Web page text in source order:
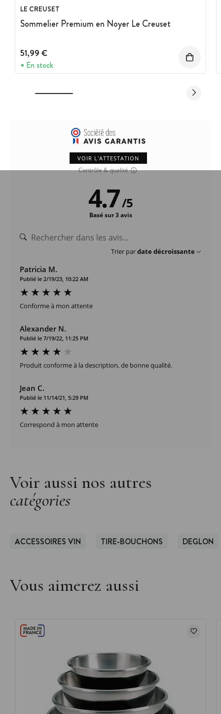
LE CREUSET
Sommelier Premium en Noyer Le Creuset
51,99 €
En stock
VOIR L'ATTESTATION
Contrôle & qualité
4.7/5
Basé sur 3 avis
Trier pardate décroissante
Patricia M.
Publié le 2/19/23, 10:22 AM
Conforme à mon attente
Alexander N.
Publié le 7/19/22, 11:25 PM
Produit conforme à la description, de bonne qualité.
Jean C.
Publié le 11/14/21, 5:29 PM
Correspond à mon attente
Voir aussi nos autres
catégories
ACCESSOIRES VIN TIRE-BOUCHONS DEGLON
Vous aimerez aussi